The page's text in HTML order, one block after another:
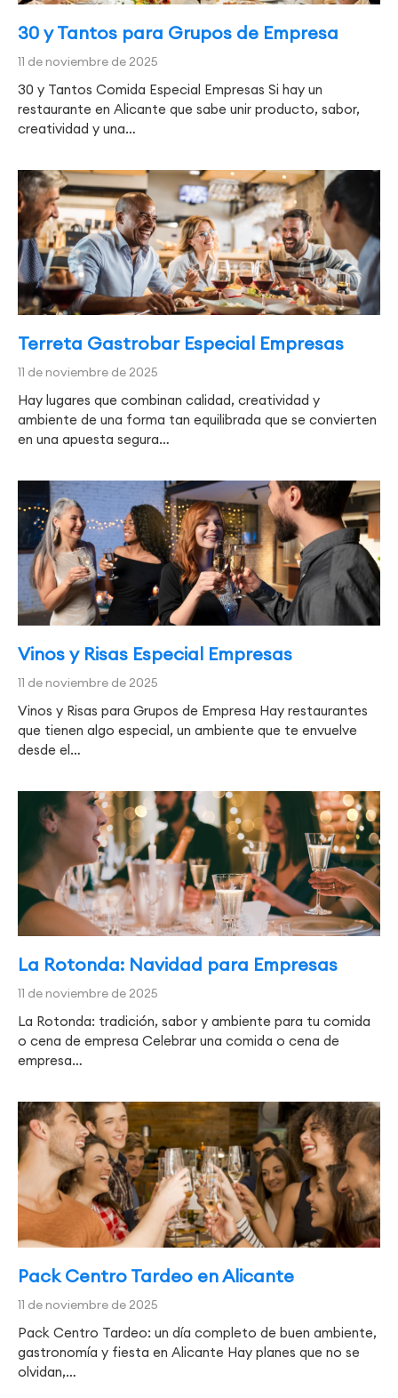
30 y Tantos para Grupos de Empresa
11 de noviembre de 2025
30 y Tantos Comida Especial Empresas Si hay un
restaurante en Alicante que sabe unir producto, sabor,
creatividad y una…
Terreta Gastrobar Especial Empresas
11 de noviembre de 2025
Hay lugares que combinan calidad, creatividad y
ambiente de una forma tan equilibrada que se convierten
en una apuesta segura…
Vinos y Risas Especial Empresas
11 de noviembre de 2025
Vinos y Risas para Grupos de Empresa Hay restaurantes
que tienen algo especial, un ambiente que te envuelve
desde el…
La Rotonda: Navidad para Empresas
11 de noviembre de 2025
La Rotonda: tradición, sabor y ambiente para tu comida
o cena de empresa Celebrar una comida o cena de
empresa…
Pack Centro Tardeo en Alicante
11 de noviembre de 2025
Pack Centro Tardeo: un día completo de buen ambiente,
gastronomía y fiesta en Alicante Hay planes que no se
olvidan,…